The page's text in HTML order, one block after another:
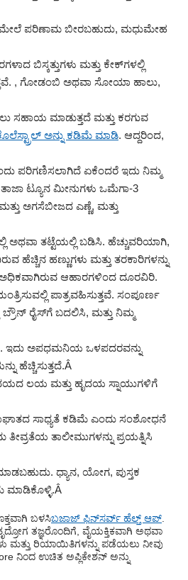
ಮೇಲೆ ಪರಿಣಾಮ ಬೀರಬಹುದು, ಮಧುಮೇಹ
ಬಿಸ್ಕತ್ತುಗಳು ಮತ್ತು ಕೇಕ್‌ಗಳಲ್ಲಿ
, ಗೋಡಂಬಿ ಅಥವಾ ಸೋಯಾ ಹಾಲು,
ಮಾಡುತ್ತದೆ ಮತ್ತು ಕರಗುವ
ಅನ್ನು ಕಡಿಮೆ ಮಾಡಿ. ಆದ್ದರಿಂದ,
ಪರಿಗಣಿಸಲಾಗಿದೆ ಏಕೆಂದರೆ ಇದು ನಿಮ್ಮ
ತಾಜಾ ಟ್ಯೂನ ಮೀನುಗಳು ಒಮೆಗಾ-3
ಅಗಸೆಬೀಜದ ಎಣ್ಣೆ, ಮತ್ತು
ಅಥವಾ ತಟ್ಟೆಯಲ್ಲಿ ಬಡಿಸಿ. ಹೆಚ್ಚುವರಿಯಾಗಿ,
ಹಣ್ಣುಗಳು ಮತ್ತು ತರಕಾರಿಗಳನ್ನು
ಆಹಾರಗಳಿಂದ ದೂರವಿರಿ.
ಪಾತ್ರವಹಿಸುತ್ತವೆ. ಸಂಪೂರ್ಣ
ಬ್ರೌನ್ ರೈಸ್‌ಗೆ ಬದಲಿಸಿ, ಮತ್ತು ನಿಮ್ಮ
ಇದು ಅಪಧಮನಿಯ ಒಳಪದರವನ್ನು
ಹೆಚ್ಚಿಸುತ್ತದೆ.Â
ಲಯ ಮತ್ತು ಹೃದಯ ಸ್ನಾಯುಗಳಿಗೆ
ಸಾಧ್ಯತೆ ಕಡಿಮೆ ಎಂದು ಸಂಶೋಧನೆ
ತಾಲೀಮುಗಳನ್ನು ಪ್ರಯತ್ನಿಸಿ
ಧ್ಯಾನ, ಯೋಗ, ಪುಸ್ತಕ
ಮಾಡಿಕೊಳ್ಳಿ.Â
ಬಳಸಿಬಜಾಜ್ ಫಿನ್‌ಸರ್ವ್ ಹೆಲ್ತ್ ಆಪ್
ತಜ್ಞರೊಂದಿಗೆ, ವೈಯಕ್ತಿಕವಾಗಿ ಅಥವಾ
ಮತ್ತು ರಿಯಾಯಿತಿಗಳನ್ನು ಪಡೆಯಲು ನೀವು
ನಿಂದ ಉಚಿತ ಅಪ್ಲಿಕೇಶನ್ ಅನ್ನು